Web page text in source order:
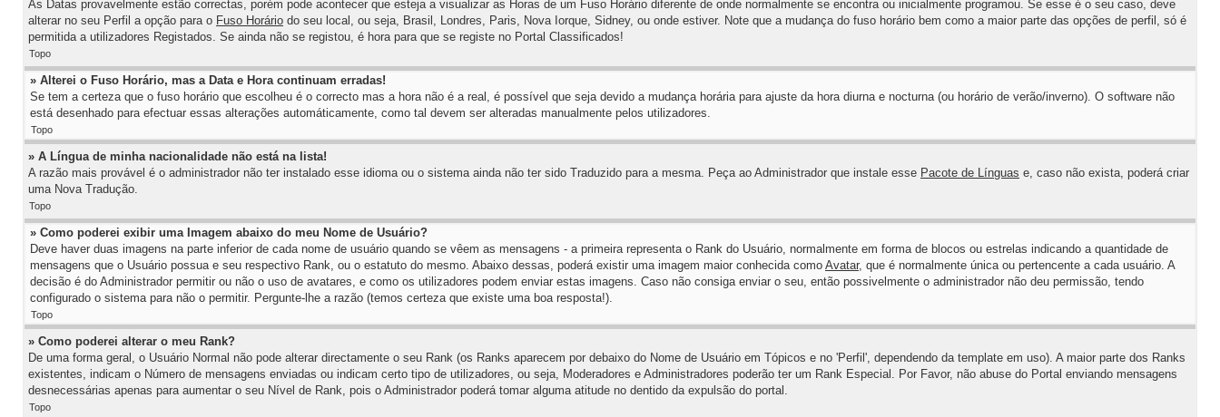
As Datas provavelmente estão correctas, porém pode acontecer que esteja a visualizar as Horas de um Fuso Horário diferente de onde normalmente se encontra ou inicialmente programou. Se esse é o seu caso, deve
alterar no seu Perfil a opção para o Fuso Horário do seu local, ou seja, Brasil, Londres, Paris, Nova Iorque, Sidney, ou onde estiver. Note que a mudança do fuso horário bem como a maior parte das opções de perfil, só é
permitida a utilizadores Registados. Se ainda não se registou, é hora para que se registe no Portal Classificados!
Topo
» Alterei o Fuso Horário, mas a Data e Hora continuam erradas!
Se tem a certeza que o fuso horário que escolheu é o correcto mas a hora não é a real, é possível que seja devido a mudança horária para ajuste da hora diurna e nocturna (ou horário de verão/inverno). O software não
está desenhado para efectuar essas alterações automáticamente, como tal devem ser alteradas manualmente pelos utilizadores.
Topo
» A Língua de minha nacionalidade não está na lista!
A razão mais provável é o administrador não ter instalado esse idioma ou o sistema ainda não ter sido Traduzido para a mesma. Peça ao Administrador que instale esse Pacote de Línguas e, caso não exista, poderá criar
uma Nova Tradução.
Topo
» Como poderei exibir uma Imagem abaixo do meu Nome de Usuário?
Deve haver duas imagens na parte inferior de cada nome de usuário quando se vêem as mensagens - a primeira representa o Rank do Usuário, normalmente em forma de blocos ou estrelas indicando a quantidade de
mensagens que o Usuário possua e seu respectivo Rank, ou o estatuto do mesmo. Abaixo dessas, poderá existir uma imagem maior conhecida como Avatar, que é normalmente única ou pertencente a cada usuário. A
decisão é do Administrador permitir ou não o uso de avatares, e como os utilizadores podem enviar estas imagens. Caso não consiga enviar o seu, então possivelmente o administrador não deu permissão, tendo
configurado o sistema para não o permitir. Pergunte-lhe a razão (temos certeza que existe uma boa resposta!).
Topo
» Como poderei alterar o meu Rank?
De uma forma geral, o Usuário Normal não pode alterar directamente o seu Rank (os Ranks aparecem por debaixo do Nome de Usuário em Tópicos e no 'Perfil', dependendo da template em uso). A maior parte dos Ranks
existentes, indicam o Número de mensagens enviadas ou indicam certo tipo de utilizadores, ou seja, Moderadores e Administradores poderão ter um Rank Especial. Por Favor, não abuse do Portal enviando mensagens
desnecessárias apenas para aumentar o seu Nível de Rank, pois o Administrador poderá tomar alguma atitude no dentido da expulsão do portal.
Topo